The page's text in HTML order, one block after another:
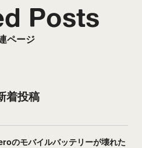
ページ
Posts
着投稿
のモバイルバッテリーが壊れた